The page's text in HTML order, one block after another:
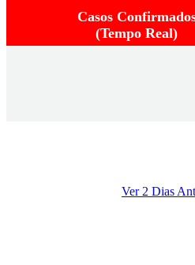
Casos
(Tempo Real)
Ver 2 Dias